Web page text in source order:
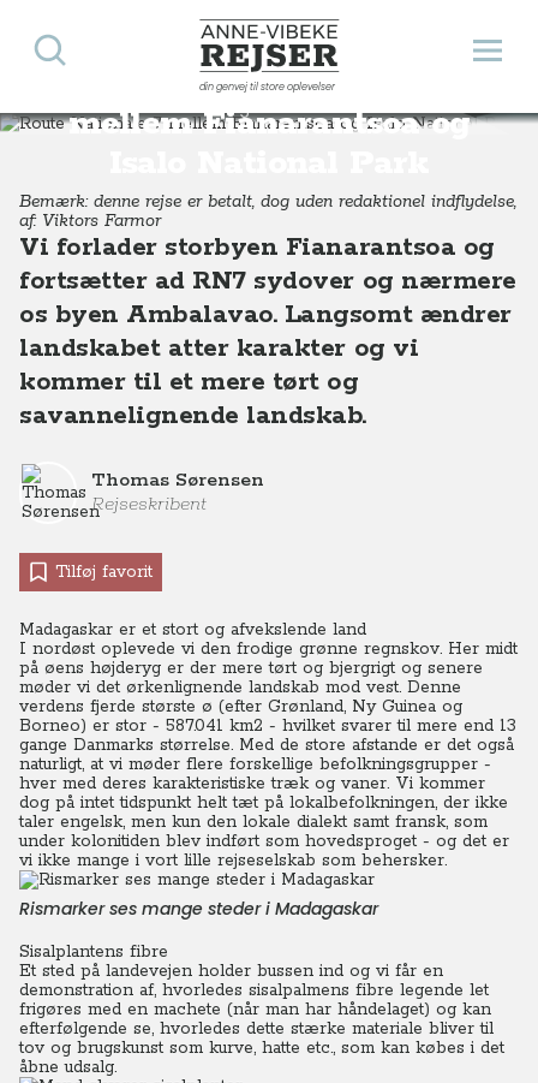
Anne-Vibeke Rejser
din genvej til store oplevelser
Åbn
Søg
Route Nationale 7
mellem Fianarantsoa og
Destinationer Afrika Madagaskar Route Nationale 7 mellem Fianarantsoa og Isalo National Park
Bemærk: denne rejse er betalt, dog uden redaktionel indflydelse,
af: Viktors Farmor
Vi forlader storbyen Fianarantsoa og
fortsætter ad RN7 sydover og nærmere
os byen Ambalavao. Langsomt ændrer
landskabet atter karakter og vi
kommer til et mere tørt og
savannelignende landskab.
Thomas Sørensen
Rejseskribent
Tilføj favorit
Madagaskar er et stort og afvekslende land
I nordøst oplevede vi den frodige grønne regnskov. Her midt
på øens højderyg er der mere tørt og bjergrigt og senere
møder vi det ørkenlignende landskab mod vest. Denne
verdens fjerde største ø (efter Grønland, Ny Guinea og
Borneo) er stor - 587.041 km2 - hvilket svarer til mere end 13
gange Danmarks størrelse. Med de store afstande er det også
naturligt, at vi møder flere forskellige befolkningsgrupper -
hver med deres karakteristiske træk og vaner. Vi kommer
dog på intet tidspunkt helt tæt på lokalbefolkningen, der ikke
taler engelsk, men kun den lokale dialekt samt fransk, som
under kolonitiden blev indført som hovedsproget - og det er
vi ikke mange i vort lille rejseselskab som behersker.
Rismarker ses mange steder i Madagaskar
Sisalplantens fibre
Et sted på landevejen holder bussen ind og vi får en
demonstration af, hvorledes sisalpalmens fibre legende let
frigøres med en machete (når man har håndelaget) og kan
efterfølgende se, hvorledes dette stærke materiale bliver til
tov og brugskunst som kurve, hatte etc., som kan købes i det
åbne udsalg.